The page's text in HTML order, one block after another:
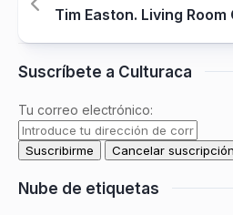
Tim Easton. Living
Suscríbete a Culturaca
Tu correo electrónico:
Nube de etiquetas